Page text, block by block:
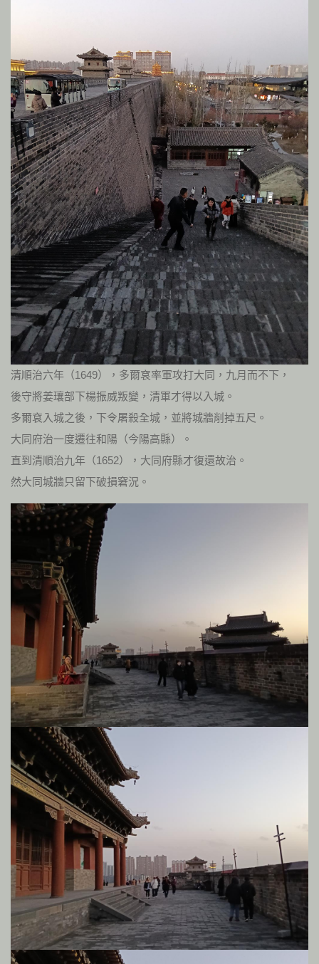
清順治六年（1649），多爾袞率軍攻打大同，九月而不下，
後守將姜瓖部下楊振威叛變，清軍才得以入城。
多爾袞入城之後，下令屠殺全城，並將城牆削掉五尺。
大同府治一度遷往和陽（今陽高縣）。
直到清順治九年（1652），大同府縣才復還故治。
然大同城牆只留下破損窘況。